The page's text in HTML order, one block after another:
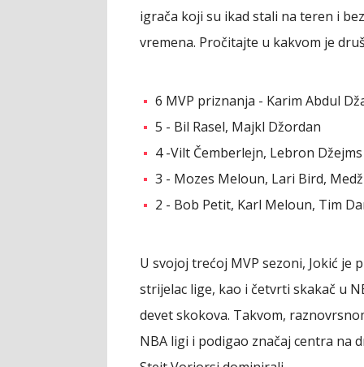
igrača koji su ikad stali na teren i
vremena. Pročitajte u kakvom je
6 MVP priznanja - Karim Abdul
5 - Bil Rasel, Majkl Džordan
4 -Vilt Čemberlejn, Lebron Džejms
3 - Mozes Meloun, Lari Bird,
2 - Bob Petit, Karl Meloun, Tim
U svojoj trećoj MVP sezoni, Jokić je
strijelac lige, kao i četvrti skakač u
devet skokova. Takvom,
NBA ligi i podigao značaj centra na